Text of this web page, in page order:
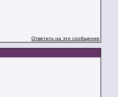
Ответить на это сообщение